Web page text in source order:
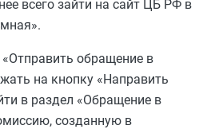
всего зайти на сайт ЦБ РФ в
обращение в
на кнопку «Направить
в раздел «Обращение в
созданную в